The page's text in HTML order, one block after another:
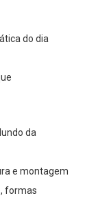
do dia
da
e montagem
formas